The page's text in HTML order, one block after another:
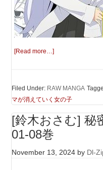
[Read more…]
Filed Under: RAW MANGA
マが消えていく女の子
[鈴木おさむ] 秘
01-08巻
November 13, 2024 by Dl-